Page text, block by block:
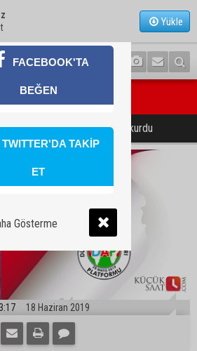
Yükle
etiket kontrolü
Belediye Başkan Vekilliği seçimine ilişkin
DAP Türkiye'de ilk kadrosunu kurdu
18 Haziran 2019
FACEBOOK'TA
BEĞEN
TWITTER'DA TAKİP
ET
Gösterme